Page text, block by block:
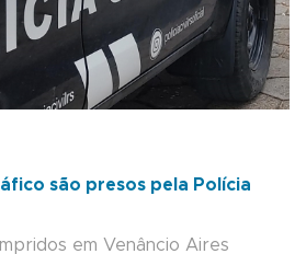
são presos pela Polícia
em Venâncio Aires